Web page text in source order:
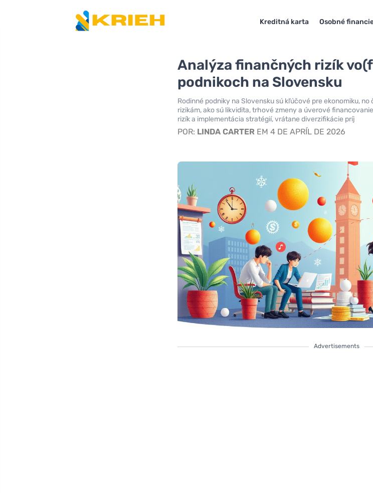
Kreditná karta Osobné
Analýza finančných rizík
podnikoch na Slovensku
Rodinné podniky na Slovensku sú kľúčové pre ekonomiku,
rizikám, ako sú likvidita, trhové zmeny a úverové
rizík a implementácia stratégií, vrátane diverzifikácie príj
POR: LINDA CARTER EM 4 DE APRÍL DE 2026
Advertisements